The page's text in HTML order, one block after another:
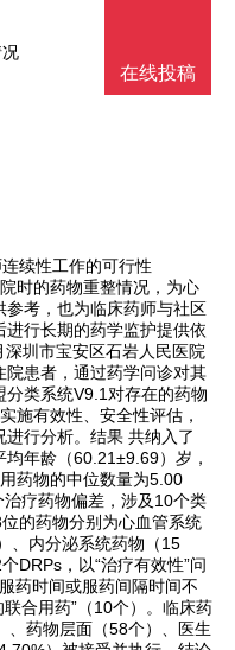
续性工作的可行性
时的药物重整情况，为心
参考，也为临床药师与社区
行长期的药学监护提供依
圳市宝安区石岩人民医院
患者，通过药学问诊对其
类系统V9.1对存在的药物
施有效性、安全性评估，
行分析。结果 共纳入了
年龄（60.21±9.69）岁，
药物的中位数量为5.00
疗药物偏差，涉及10个类
的药物分别为心血管系统
、内分泌系统药物（15
DRPs，以“治疗有效性”问
药时间或服药间隔时间不
合用药”（10个）。临床药
、药物层面（58个）、医生
在线投稿